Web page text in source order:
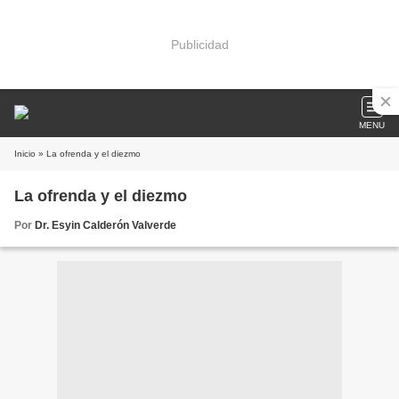
Publicidad
MENU
Inicio » La ofrenda y el diezmo
La ofrenda y el diezmo
Por Dr. Esyin Calderón Valverde